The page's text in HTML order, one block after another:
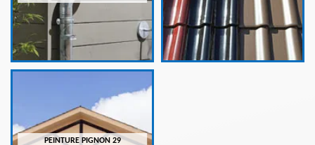
PEINTURE PIGNON 29